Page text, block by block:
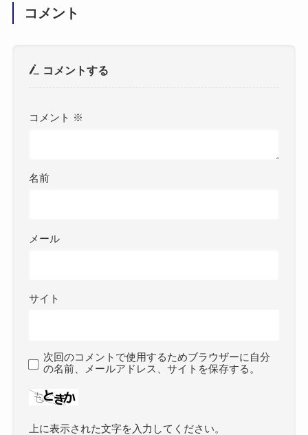
コメント
コメントする
コメント ※
名前
メール
サイト
次回のコメントで使用するためブラウザーに自分
の名前、メールアドレス、サイトを保存する。
上に表示された文字を入力してください。